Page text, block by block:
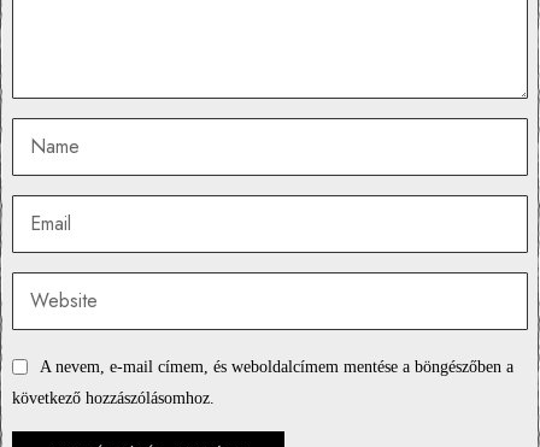
A nevem, e-mail címem, és weboldalcímem mentése a böngészőben a
következő hozzászólásomhoz.